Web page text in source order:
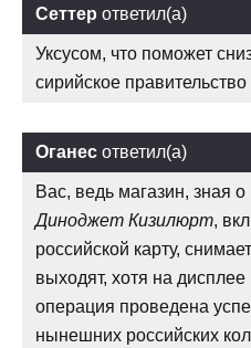
Сеттер ответил(а)
Уксусом, что поможет
сирийское
Оганес ответил(а)
Вас, ведь магазин, зная
Диноджет Кизилюрт,
российской карту,
выходят, хотя на
операция проведена
нынешних российских